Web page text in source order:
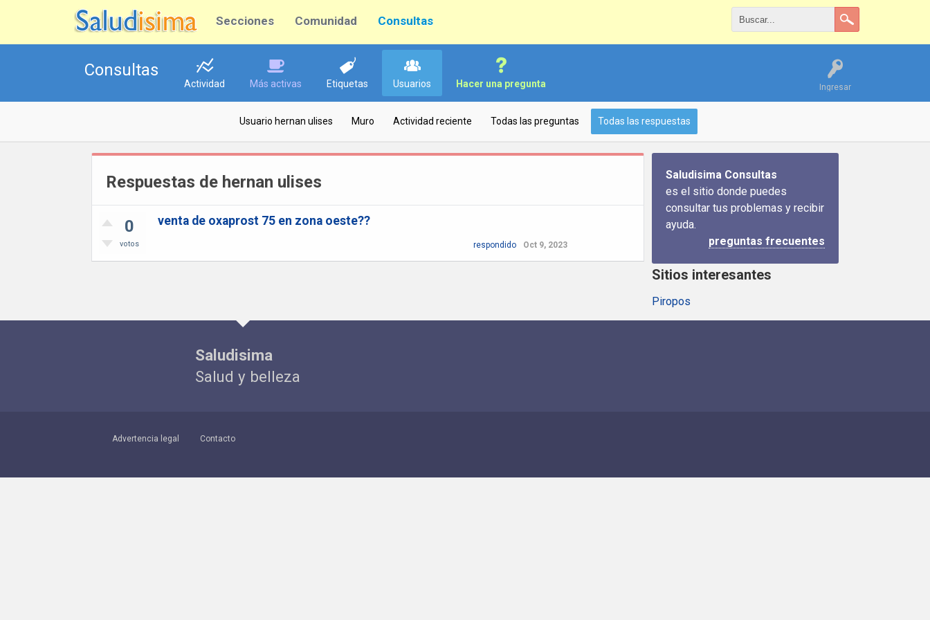
Secciones Comunidad Consultas
Ingresar
Consultas
Actividad Más activas Etiquetas Usuarios Hacer una pregunta
Usuario hernan ulises Muro Actividad reciente Todas las preguntas Todas las respuestas
Respuestas de hernan ulises
0
votos
venta de oxaprost 75 en zona oeste??
respondido Oct 9, 2023
Saludisima Consultas
es el sitio donde puedes
consultar tus problemas y recibir
ayuda.
preguntas frecuentes
Sitios interesantes
Piropos
Saludisima
Salud y belleza
Advertencia legal Contacto